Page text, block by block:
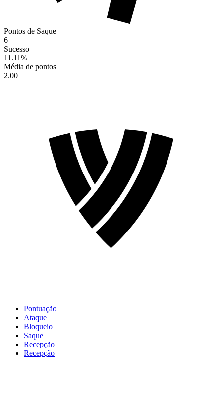
Pontos de Saque
6
Sucesso
11.11%
Média de pontos
2.00
Pontuação
Ataque
Bloqueio
Saque
Recepção
Recepção